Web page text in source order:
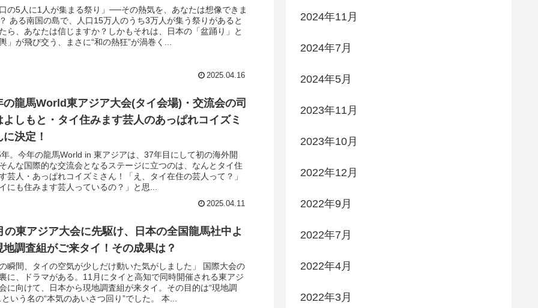
の5人に1人が集まる祭り」──その熱気を、あなたは想像できま
ある南国の島で、人口15万人のうち3万人が集う祭りがあると
ら、あなたは信じますか？しかもそれは、日本の「盆踊り」と
」が飛び交う、まさに“和の熱狂”が渦巻く...
2025.04.16
の龍馬World東アジア大会(タイ会場)・交流会の司
よしもと・タイ住みます芸人のあっぱれコイズミ
に決定！
。今年の龍馬World in 東アジアは、37年目にして初の海外開
んな国際的な交流会となるステージに立つのは、なんとタイ住
芸人・あっぱれコイズミさん！「え、タイ在住の芸人って？」
にも住みます芸人っているの？」と思...
2025.04.11
の東アジア大会に先駆け、日本の全国龍馬社中よ
地調査組がご来タイ！その成果は？
瞬間、タイの空気が少しだけ動いた気がしました」 国際大会の
に、ドラマがある。11月にタイと高知で同時開催される東アジ
に向けて、日本から現地調査組が来タイ。その目的は“現地調
いう名の“本気のあいさつ回り”でした。 本...
2024年11月
2024年7月
2024年5月
2023年11月
2023年10月
2022年12月
2022年9月
2022年7月
2022年4月
2022年3月